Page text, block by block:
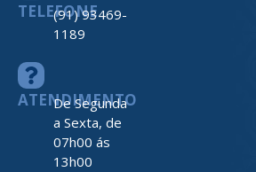
TELEFONE
(91) 93469-
1189
ATENDIMENTO
De Segunda
a Sexta, de
07h00 ás
13h00